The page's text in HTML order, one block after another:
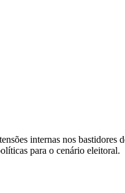
internas nos
para o cenário eleitoral.